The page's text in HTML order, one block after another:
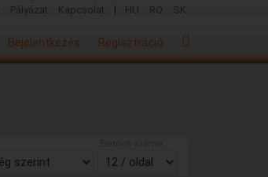
Pályázat Kapcsolat | HU RO SK
Regisztráció
Bejelentkezés